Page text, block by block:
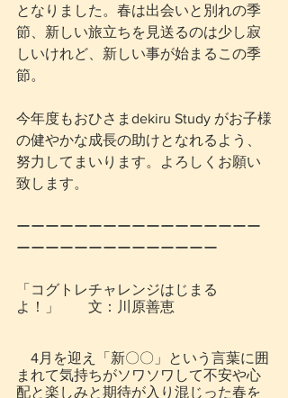
となりました。春は出会いと別れの季
節、新しい旅立ちを見送るのは少し寂
しいけれど、新しい事が始まるこの季
節。
今年度もおひさまdekiru Study がお子様
の健やかな成長の助けとなれるよう、
努力してまいります。よろしくお願い
致します。
ーーーーーーーーーーーーーーーーー
ーーーーーーーーーーーーーー
「コグトレチャレンジはじまる
よ！」　　文：川原善恵
4月を迎え「新〇〇」という言葉に囲
まれて気持ちがソワソワして不安や心
配と楽しみと期待が入り混じった春を